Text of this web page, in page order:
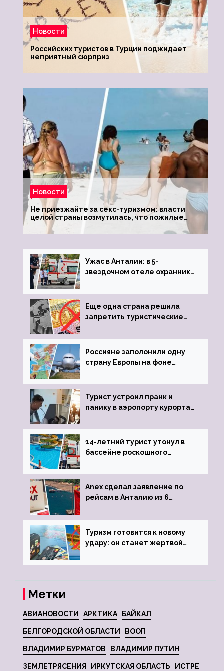
Новости
Российских туристов в Турции поджидает
неприятный сюрприз
Новости
Не приезжайте за секс-туризмом: власти
целой страны возмутилась, что пожилые
туристки массово едут к ним, чтобы
обзавестись молодыми любовниками
Ужас в Анталии: в 5-
звездочном отеле охранник
пистолета
Еще одна страна решила
запретить туристические
Россияне заполонили одну
страну Европы на фоне
виз
Турист устроил пранк и
панику в аэропорту курорта,
задержке рейса
14-летний турист утонул в
бассейне роскошного
Anex сделал заявление по
рейсам в Анталию из 6
Туризм готовится к новому
удару: он станет жертвой
Метки
АВИАНОВОСТИ АРКТИКА БАЙКАЛ
БЕЛГОРОДСКОЙ ОБЛАСТИ ВООП
ВЛАДИМИР БУРМАТОВ ВЛАДИМИР ПУТИН
ЗЕМЛЕТРЯСЕНИЯ ИРКУТСКАЯ ОБЛАСТЬ ИСТРЕ